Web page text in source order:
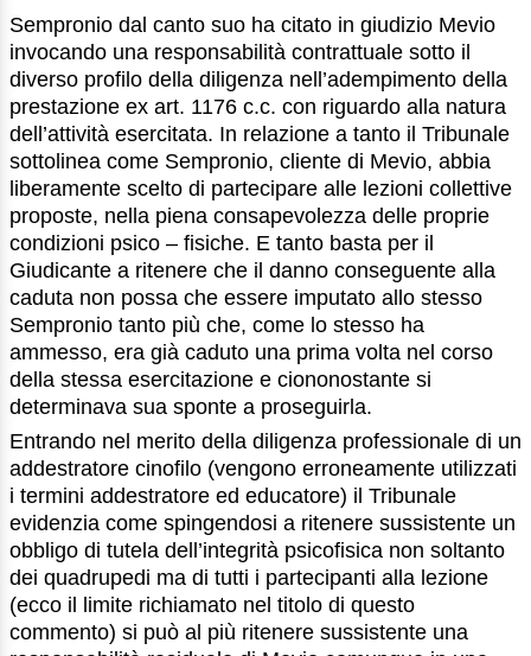
Sempronio dal canto suo ha citato in giudizio Mevio
invocando una responsabilità contrattuale sotto il
diverso profilo della diligenza nell’adempimento della
prestazione ex art. 1176 c.c. con riguardo alla natura
dell’attività esercitata. In relazione a tanto il Tribunale
sottolinea come Sempronio, cliente di Mevio, abbia
liberamente scelto di partecipare alle lezioni collettive
proposte, nella piena consapevolezza delle proprie
condizioni psico – fisiche. E tanto basta per il
Giudicante a ritenere che il danno conseguente alla
caduta non possa che essere imputato allo stesso
Sempronio tanto più che, come lo stesso ha
ammesso, era già caduto una prima volta nel corso
della stessa esercitazione e ciononostante si
determinava sua sponte a proseguirla.
Entrando nel merito della diligenza professionale di un
addestratore cinofilo (vengono erroneamente utilizzati
i termini addestratore ed educatore) il Tribunale
evidenzia come spingendosi a ritenere sussistente un
obbligo di tutela dell’integrità psicofisica non soltanto
dei quadrupedi ma di tutti i partecipanti alla lezione
(ecco il limite richiamato nel titolo di questo
commento) si può al più ritenere sussistente una